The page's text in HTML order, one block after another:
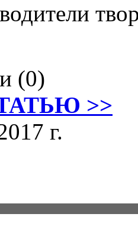
(0)
>>
г.